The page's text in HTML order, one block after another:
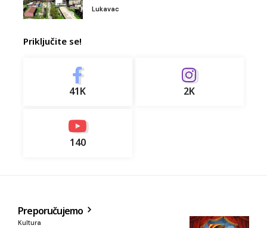
Lukavac
Priključite se!
41K 2K
140
Preporučujemo
Kultura